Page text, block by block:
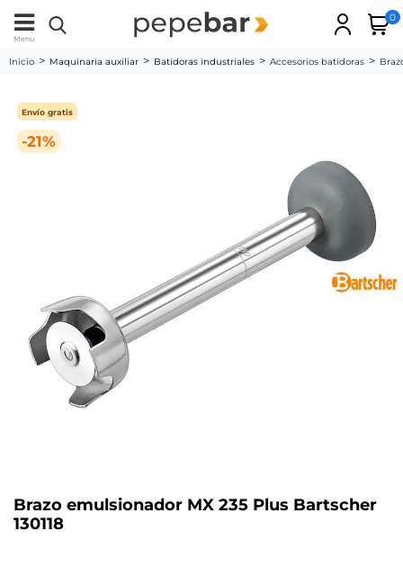
Menu
0
Inicio Maquinaria auxiliar Batidoras industriales Accesorios batidoras
-21%
Envío gratis
Brazo emulsionador MX 235 Plus Bartscher
130118